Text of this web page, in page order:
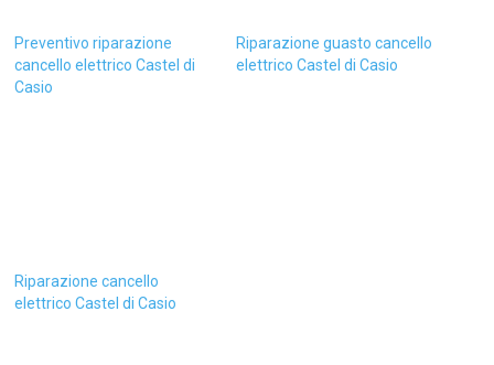
Preventivo riparazione
cancello elettrico Castel di
Casio
Riparazione guasto cancello
elettrico Castel di Casio
Riparazione cancello
elettrico Castel di Casio